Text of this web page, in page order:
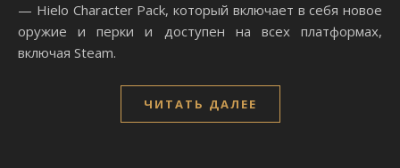
— Hielo Character Pack, который включает в себя новое
оружие и перки и доступен на всех платформах,
включая Steam.
ЧИТАТЬ ДАЛЕЕ